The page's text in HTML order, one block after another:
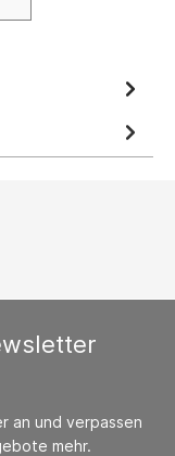
an und verpassen
mehr.